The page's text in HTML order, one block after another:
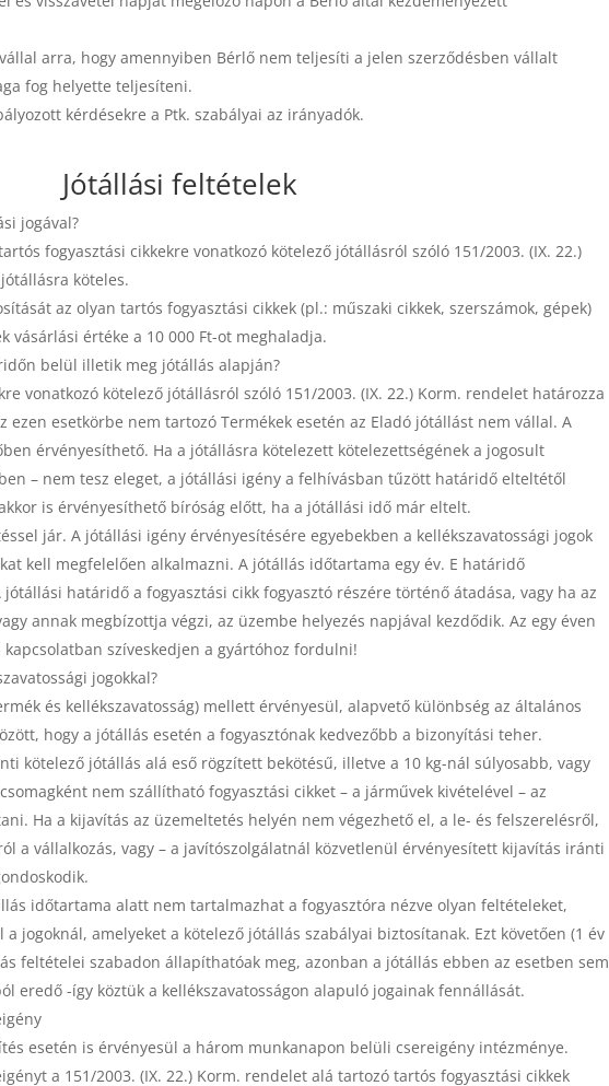
arra, hogy amennyiben Bérlő nem teljesíti a jelen szerződésben vállalt
fog helyette teljesíteni.
kérdésekre a Ptk. szabályai az irányadók.
Jótállási feltételek
jogával?
fogyasztási cikkekre vonatkozó kötelező jótállásról szóló 151/2003. (IX. 22.)
ra köteles.
az olyan tartós fogyasztási cikkek (pl.: műszaki cikkek, szerszámok, gépek)
vásárlási értéke a 10 000 Ft-ot meghaladja.
belül illetik meg jótállás alapján?
vonatkozó kötelező jótállásról szóló 151/2003. (IX. 22.) Korm. rendelet határozza
ezen esetkörbe nem tartozó Termékek esetén az Eladó jótállást nem vállal. A
érvényesíthető. Ha a jótállásra kötelezett kötelezettségének a jogosult
– nem tesz eleget, a jótállási igény a felhívásban tűzött határidő elteltétől
is érvényesíthető bíróság előtt, ha a jótállási idő már eltelt.
jár. A jótállási igény érvényesítésére egyebekben a kellékszavatossági jogok
kell megfelelően alkalmazni. A jótállás időtartama egy év. E határidő
határidő a fogyasztási cikk fogyasztó részére történő átadása, vagy ha az
annak megbízottja végzi, az üzembe helyezés napjával kezdődik. Az egy éven
szíveskedjen a gyártóhoz fordulni!
jogokkal?
és kellékszavatosság) mellett érvényesül, alapvető különbség az általános
hogy a jótállás esetén a fogyasztónak kedvezőbb a bizonyítási teher.
kötelező jótállás alá eső rögzített bekötésű, illetve a 10 kg-nál súlyosabb, vagy
nem szállítható fogyasztási cikket – a járművek kivételével – az
Ha a kijavítás az üzemeltetés helyén nem végezhető el, a le- és felszerelésről,
a vállalkozás, vagy – a javítószolgálatnál közvetlenül érvényesített kijavítás iránti
időtartama alatt nem tartalmazhat a fogyasztóra nézve olyan feltételeket,
jogoknál, amelyeket a kötelező jótállás szabályai biztosítanak. Ezt követően (1 év
feltételei szabadon állapíthatóak meg, azonban a jótállás ebben az esetben sem
eredő -így köztük a kellékszavatosságon alapuló jogainak fennállását.
esetén is érvényesül a három munkanapon belüli csereigény intézménye.
a 151/2003. (IX. 22.) Korm. rendelet alá tartozó tartós fogyasztási cikkek